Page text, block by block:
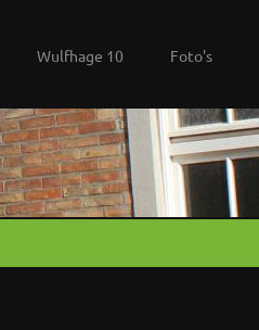
Wulfhage 10 Foto's